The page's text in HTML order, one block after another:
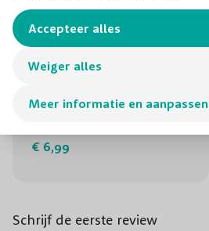
Meer informatie en aanpassen
Weiger alles
Accepteer alles
Organische meststof druiven
€ 6,99
Schrijf de eerste review